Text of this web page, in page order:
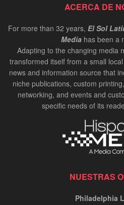
ACERCA DE
For more than 32 years, El Sol
Media has been a
Adapting to the changing media
transformed itself from a small
news and information source that
niche publications, custom
networking, and events and
specific needs of its
NUESTRAS
Philadelphia